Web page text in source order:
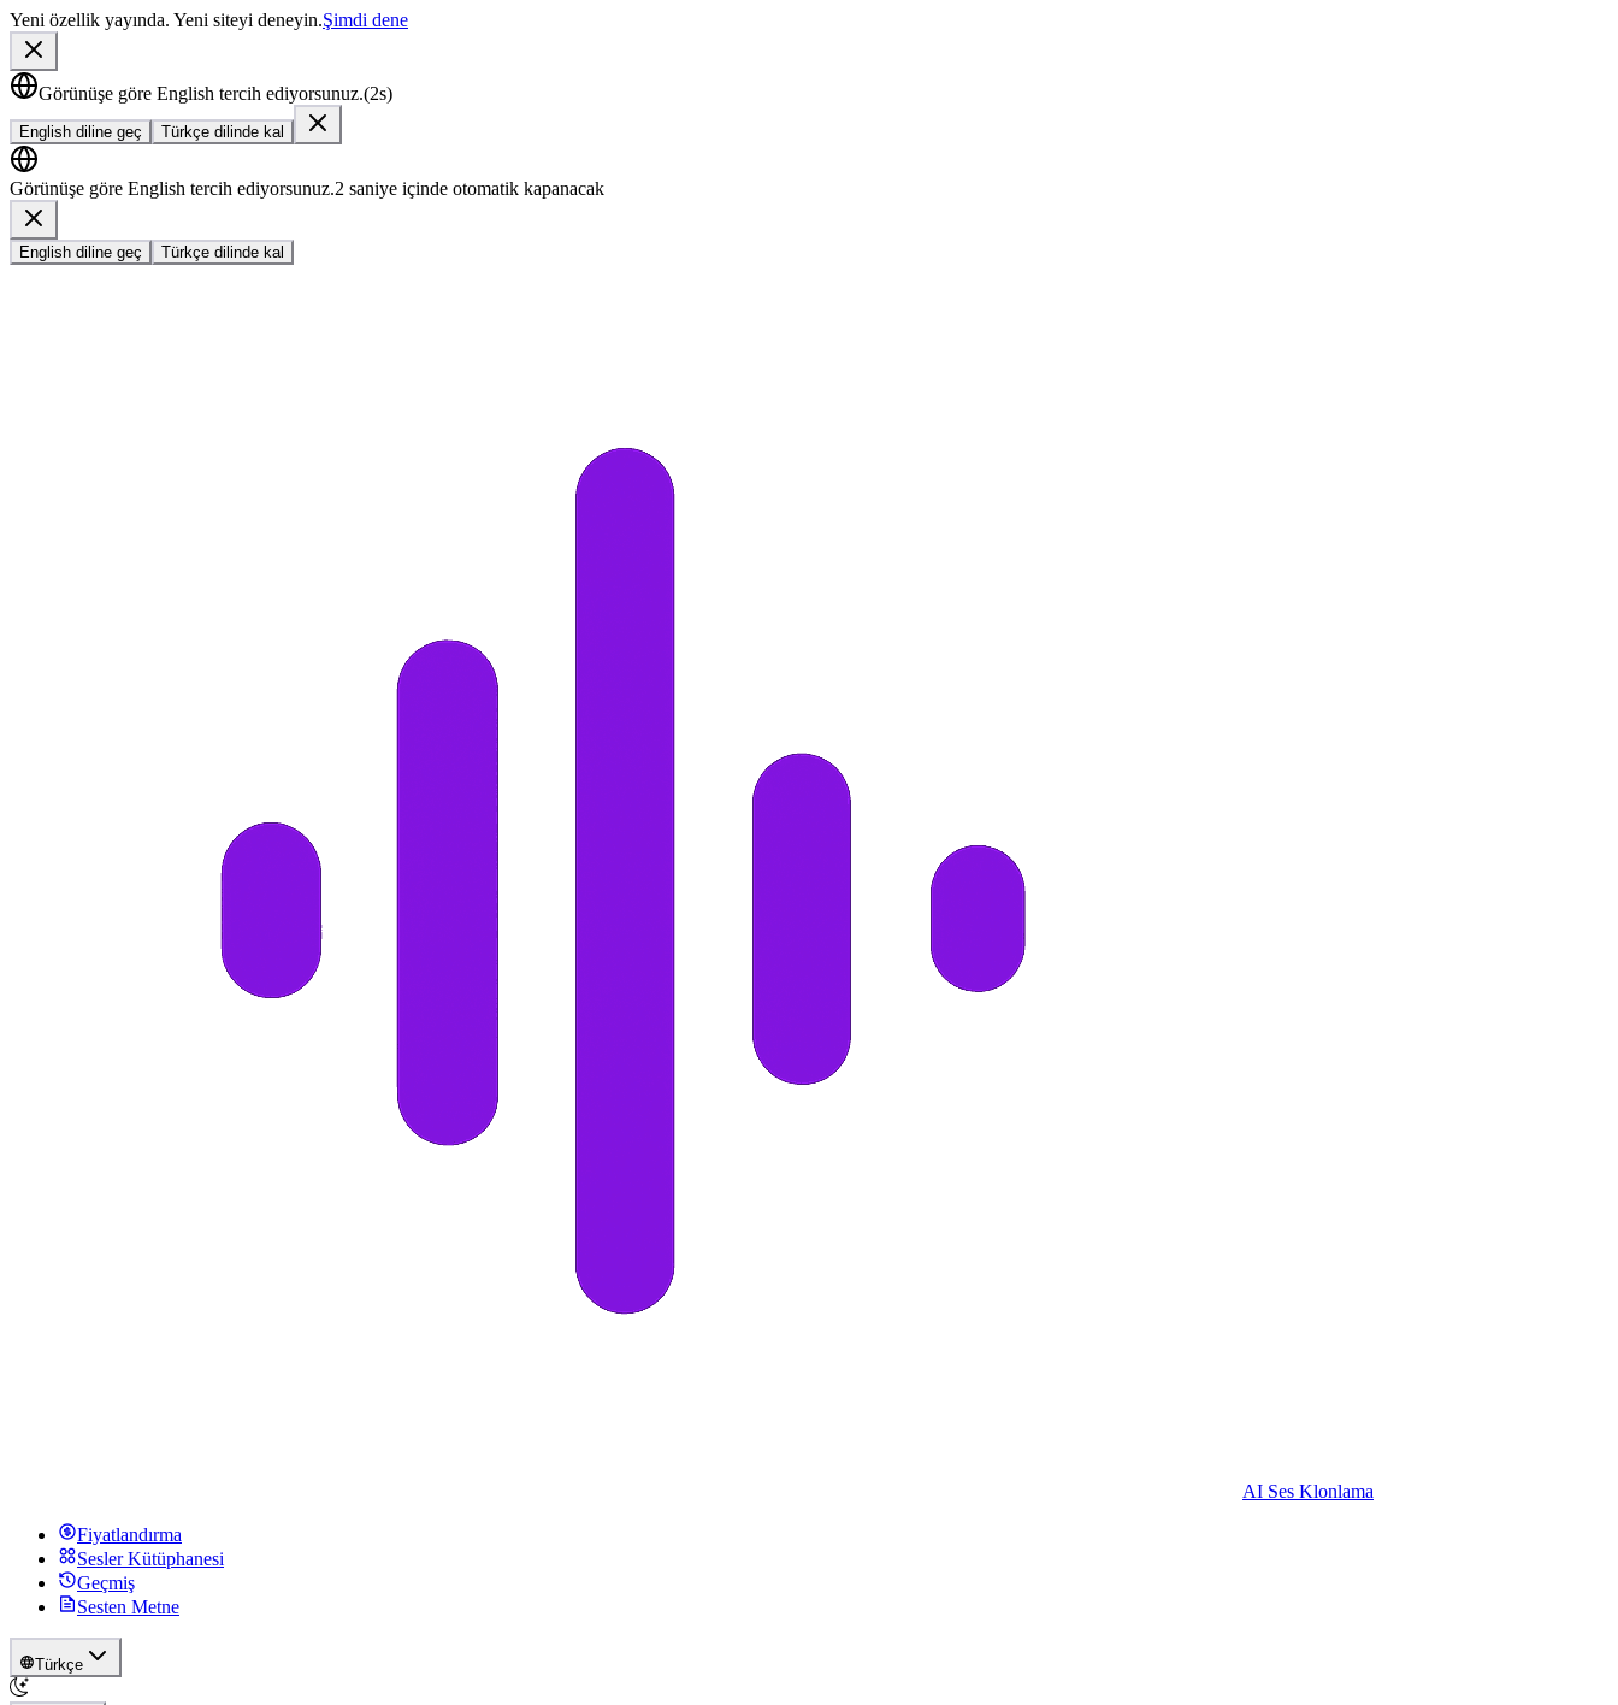
Yeni özellik yayında. Yeni siteyi deneyin.Şimdi dene
Görünüşe göre English tercih ediyorsunuz.(1s)
English diline geç Türkçe dilinde kal
Görünüşe göre English tercih ediyorsunuz.1 saniye içinde otomatik kapanacak
English diline geç Türkçe dilinde kal
AI Ses Klonlama
Fiyatlandırma
Sesler Kütüphanesi
Geçmiş
Sesten Metne
Türkçe